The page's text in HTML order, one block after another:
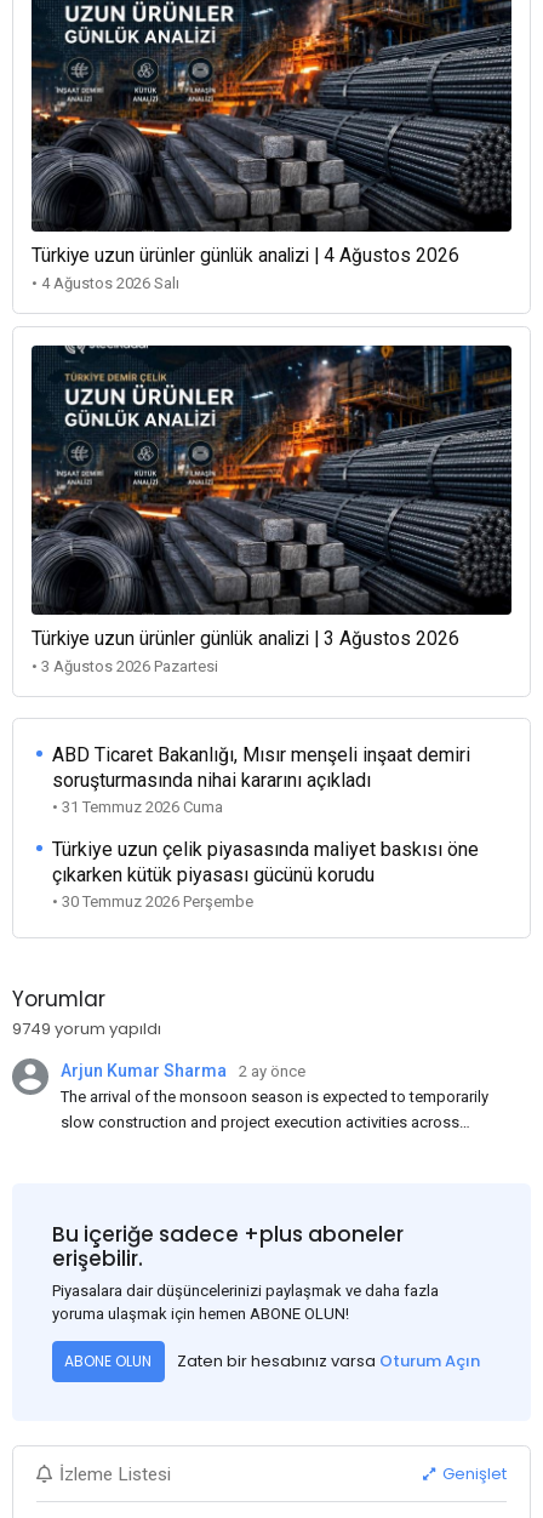
Türkiye uzun ürünler günlük analizi | 4 Ağustos 2026
• 4 Ağustos 2026 Salı
Türkiye uzun ürünler günlük analizi | 3 Ağustos 2026
• 3 Ağustos 2026 Pazartesi
ABD Ticaret Bakanlığı, Mısır menşeli inşaat demiri
soruşturmasında nihai kararını açıkladı
• 31 Temmuz 2026 Cuma
Türkiye uzun çelik piyasasında maliyet baskısı öne
çıkarken kütük piyasası gücünü korudu
• 30 Temmuz 2026 Perşembe
Yorumlar
9749 yorum yapıldı
Arjun Kumar Sharma
2 ay önce
The arrival of the monsoon season is expected to temporarily
slow construction and project execution activities across
and rural construction projects is expected to provide support
to the market despite seasonal disruptions caused by heavy
rainfall.
Bu içeriğe sadece +plus aboneler
erişebilir.
Piyasalara dair düşüncelerinizi paylaşmak ve daha fazla
yoruma ulaşmak için hemen ABONE OLUN!
ABONE OLUN Zaten bir hesabınız varsa Oturum Açın
İzleme Listesi Genişlet